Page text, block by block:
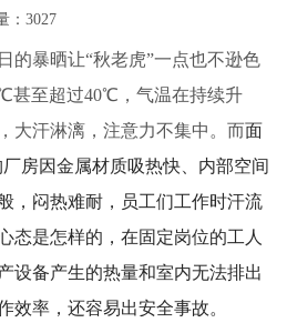
： 3027
暴晒让“秋老虎”一点也不逊色
甚至超过40℃，气温在持续升
大汗淋漓，注意力不集中。而面
房因金属材质吸热快、内部空间
，闷热难耐，员工们工作时汗流
态是怎样的，在固定岗位的工人
设备产生的热量和室内无法排出
效率，还容易出安全事故。